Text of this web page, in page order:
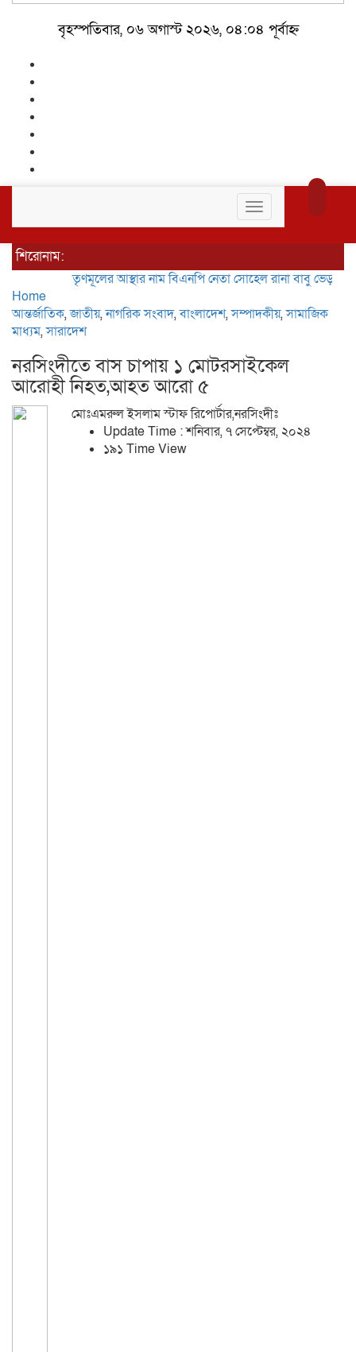
বৃহস্পতিবার, ০৬ অগাস্ট ২০২৬, ০৪:০৪ পূর্বাহ্ন
Toggle
navigation
শিরোনাম:
তৃণমূলের আস্থার নাম বিএনপি নেতা সোহেল রানা বাবুভেড়ামারায়
Home
আন্তর্জাতিক,জাতীয়,নাগরিক সংবাদ,বাংলাদেশ,সম্পাদকীয়,সামাজিক
মাধ্যম,সারাদেশ
নরসিংদীতে বাস চাপায় ১ মোটরসাইকেল
আরোহী নিহত,আহত আরো ৫
মোঃএমরুল ইসলাম স্টাফ রিপোর্টার,নরসিংদীঃ
Update Time : শনিবার, ৭ সেপ্টেম্বর, ২০২৪
১৯১ Time View